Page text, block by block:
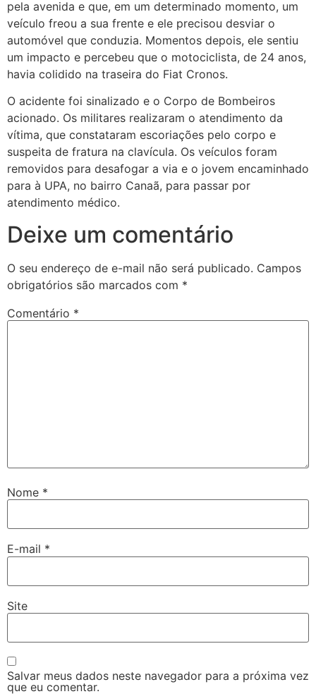
pela avenida e que, em um determinado momento, um
veículo freou a sua frente e ele precisou desviar o
automóvel que conduzia. Momentos depois, ele sentiu
um impacto e percebeu que o motociclista, de 24 anos,
havia colidido na traseira do Fiat Cronos.
O acidente foi sinalizado e o Corpo de Bombeiros
acionado. Os militares realizaram o atendimento da
vítima, que constataram escoriações pelo corpo e
suspeita de fratura na clavícula. Os veículos foram
removidos para desafogar a via e o jovem encaminhado
para à UPA, no bairro Canaã, para passar por
atendimento médico.
Deixe um comentário
O seu endereço de e-mail não será publicado. Campos
obrigatórios são marcados com *
Comentário *
Nome *
E-mail *
Site
Salvar meus dados neste navegador para a próxima vez
que eu comentar.